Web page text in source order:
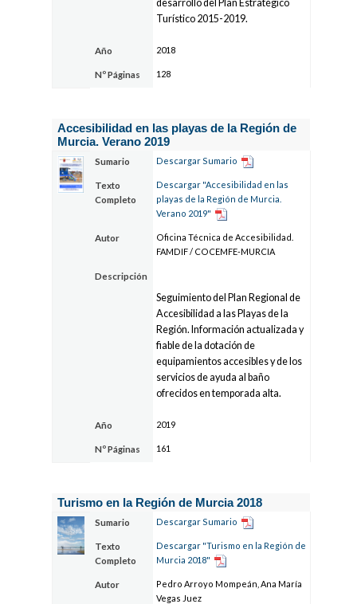
desarrollo del Plan Estratégico
Turístico 2015-2019.
Año 2018
Nº Páginas 128
Accesibilidad en las playas de la Región de
Murcia. Verano 2019
Sumario Descargar Sumario
Texto
Completo
Descargar "Accesibilidad en las
playas de la Región de Murcia.
Verano 2019"
Autor
Oficina Técnica de Accesibilidad.
FAMDIF / COCEMFE-MURCIA
Descripción
Seguimiento del Plan Regional de
Accesibilidad a las Playas de la
Región. Información actualizada y
fiable de la dotación de
equipamientos accesibles y de los
servicios de ayuda al baño
ofrecidos en temporada alta.
Año 2019
Nº Páginas 161
Turismo en la Región de Murcia 2018
Sumario Descargar Sumario
Texto
Completo
Descargar "Turismo en la Región de
Murcia 2018"
Autor
Pedro Arroyo Mompeán, Ana María
Vegas Juez